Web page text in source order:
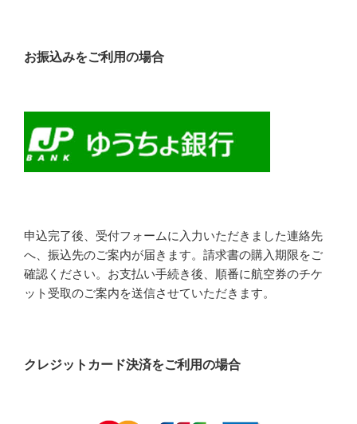
お振込みをご利用の場合
申込完了後、受付フォームに入力いただきました連絡先
へ、振込先のご案内が届きます。請求書の購入期限をご
確認ください。お支払い手続き後、順番に航空券のチケ
ット受取のご案内を送信させていただきます。
クレジットカード決済をご利用の場合